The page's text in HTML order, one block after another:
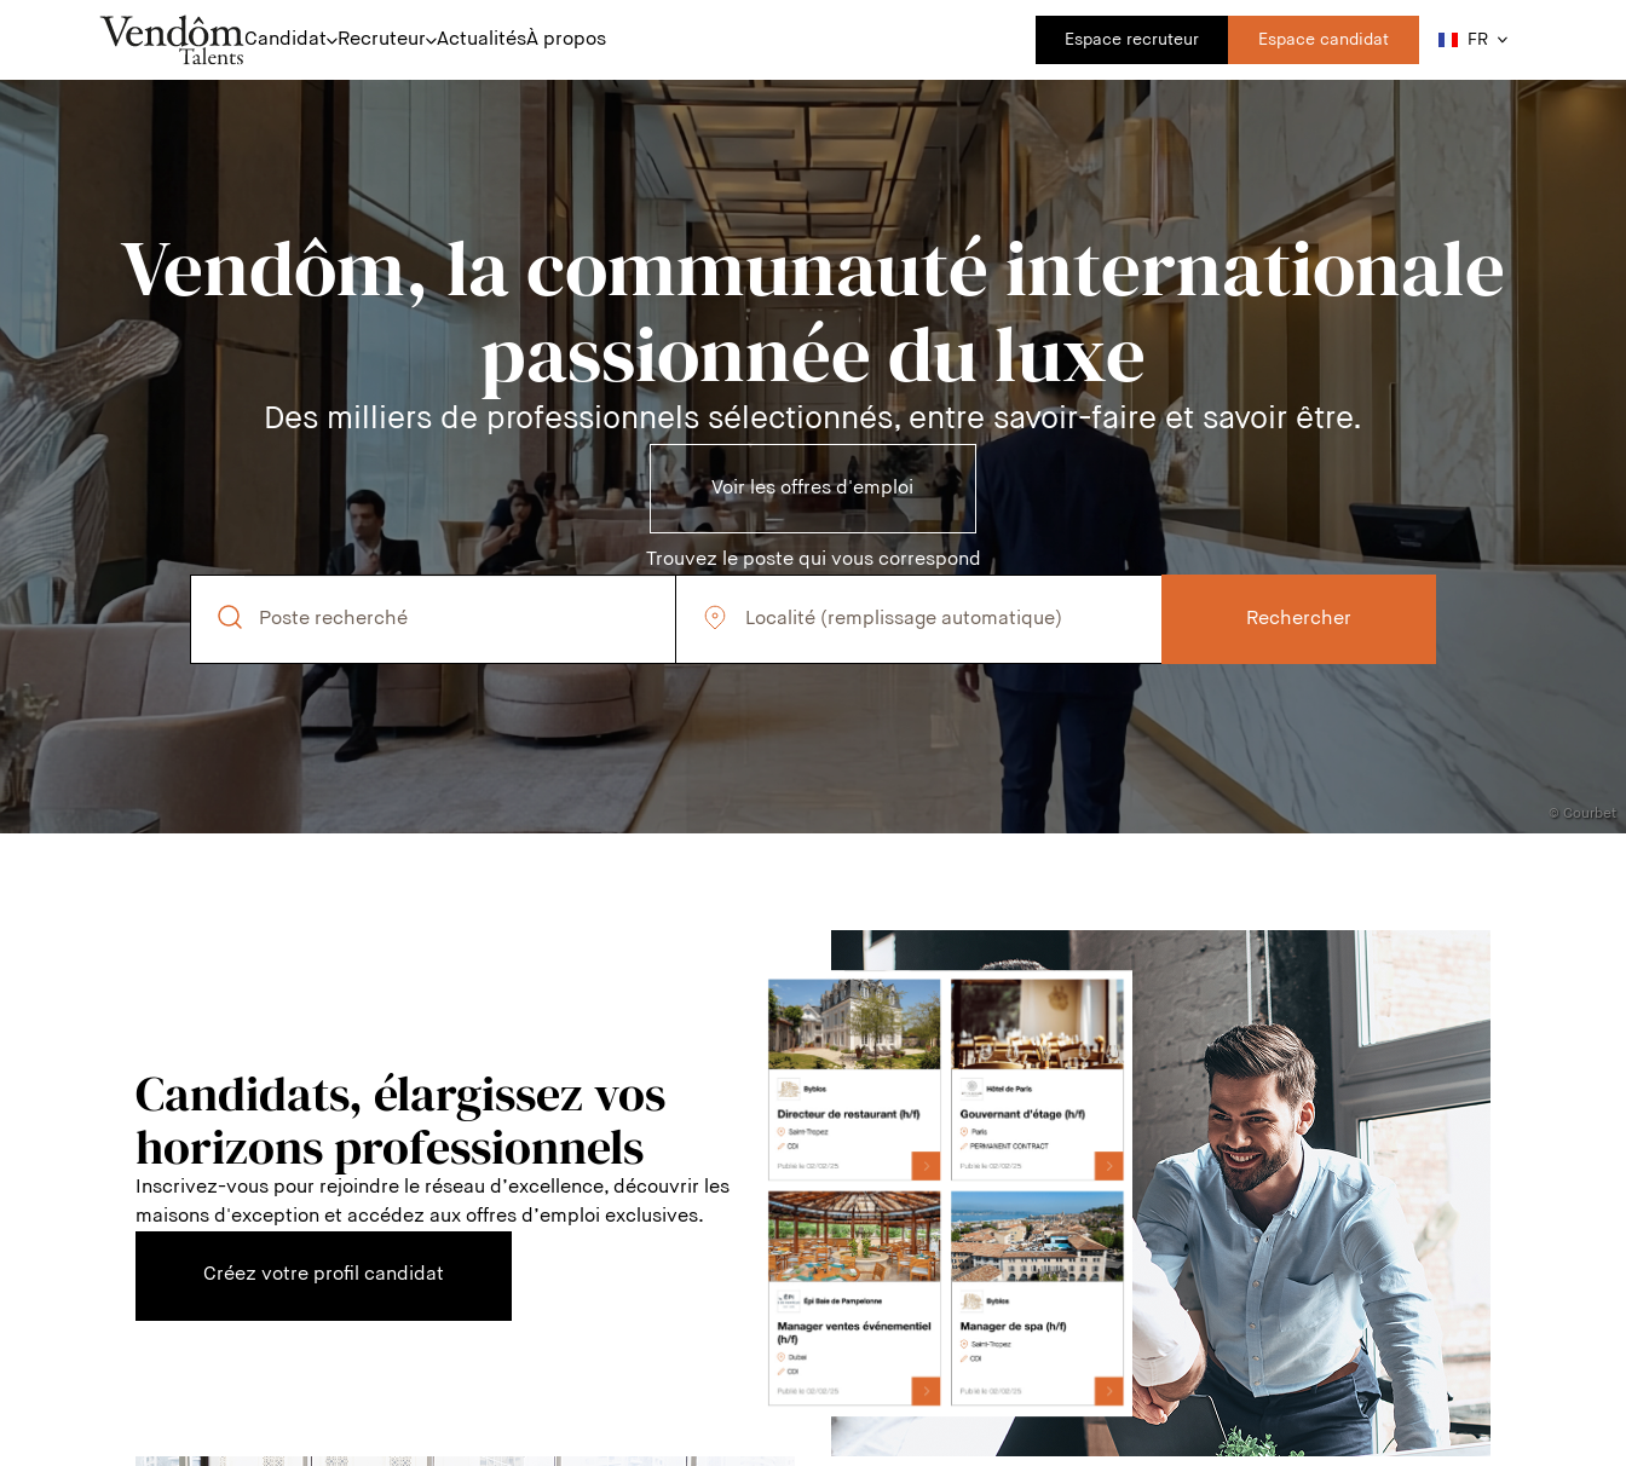
Candidat Recruteur ActualitésÀ propos Espace recruteur Espace candidat FR
© Courbet
Vendôm, la communauté internationale
passionnée du luxe
Des milliers de professionnels sélectionnés, entre savoir-faire et savoir être.
Voir les offres d'emploi
Trouvez le poste qui vous correspond
Rechercher
Candidats, élargissez vos
horizons professionnels
Inscrivez-vous pour rejoindre le réseau d’excellence, découvrir les
maisons d'exception et accédez aux offres d’emploi exclusives.
Créez votre profil candidat